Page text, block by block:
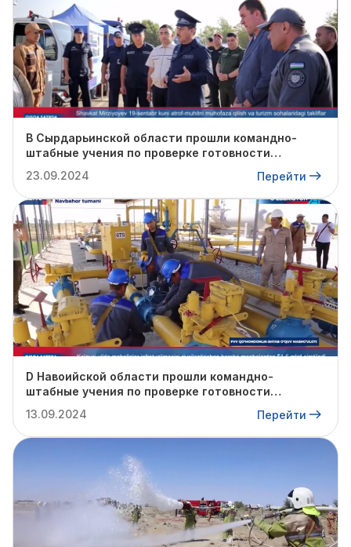
В Сырдарьинской области прошли командно-
штабные учения по проверке готовности
отопительному сезону.
23.09.2024 Перейти
D Навоийской области прошли командно-
штабные учения по проверке готовности
отопительному сезону.
13.09.2024 Перейти